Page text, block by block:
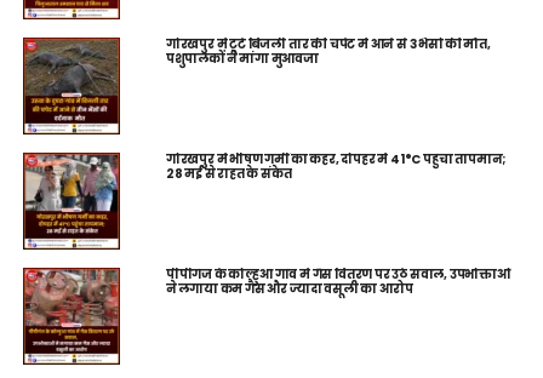
गोरखपुर में टूटे बिजली तार की चपेट में आने से 3 भैंसों की मौत,
पशुपालकों ने मांगा मुआवजा
गोरखपुर में भीषण गर्मी का कहर, दोपहर में 41°C पहुंचा तापमान;
28 मई से राहत के संकेत
पीपीगंज के कोल्हुआ गांव में गैस वितरण पर उठे सवाल, उपभोक्ताओं
ने लगाया कम गैस और ज्यादा वसूली का आरोप